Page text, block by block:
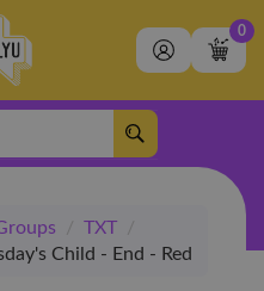
0
/ TXT
/
Child - End - Red